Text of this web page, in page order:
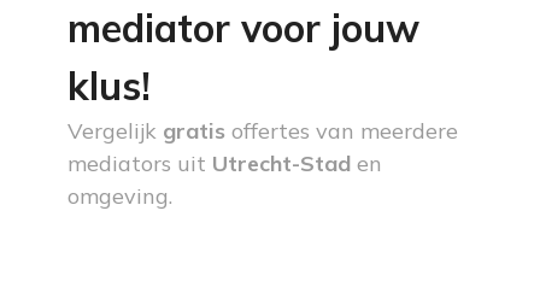
mediator voor jouw
klus!
Vergelijk gratis offertes van meerdere
mediators uit Utrecht-Stad en
omgeving.